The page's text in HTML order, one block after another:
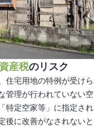
産税のリスク
住宅用地の特例が受け
管理が行われていない
特定空家等」に指定さ
後に改善がなされないと